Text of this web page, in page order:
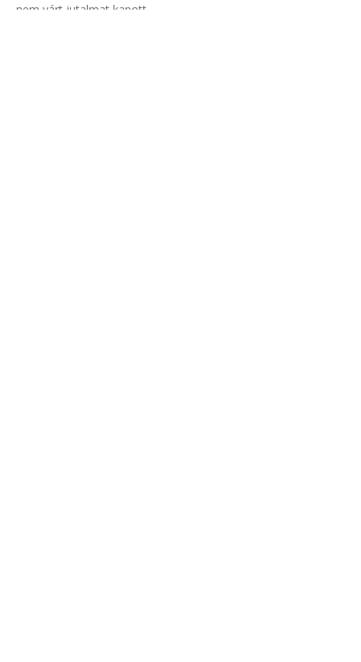
nem várt jutalmat kapott.